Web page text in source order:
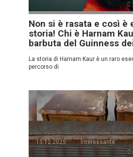
Non si è rasata e così è
storia! Chi è Harnam
barbuta del Guinness
La storia di Harnam Kaur è un raro
percorso di
15.12.2025
Interessante